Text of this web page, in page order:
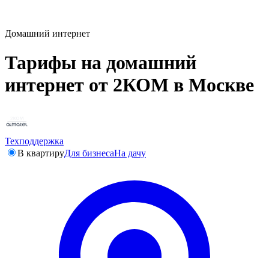
Домашний интернет
Тарифы на домашний
интернет от 2КОМ в Москве
Техподдержка
В квартируДля бизнесаНа дачу